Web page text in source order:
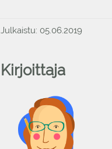
Julkaistu: 05.06.2019
Kirjoittaja